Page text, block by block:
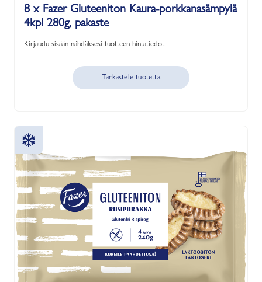
8 x Fazer Gluteeniton Kaura-porkkanasämpylä
4kpl 280g, pakaste
Kirjaudu sisään nähdäksesi tuotteen hintatiedot.
Tarkastele tuotetta